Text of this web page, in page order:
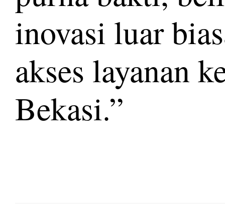
inovasi luar
akses layanan
Bekasi.”